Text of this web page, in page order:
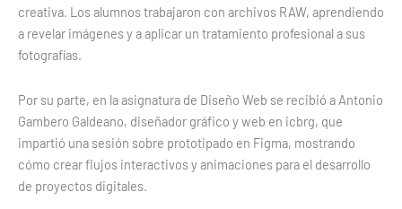
creativa. Los alumnos trabajaron con archivos RAW, aprendiendo
a revelar imágenes y a aplicar un tratamiento profesional a sus
fotografías.
Por su parte, en la asignatura de Diseño Web se recibió a Antonio
Gambero Galdeano, diseñador gráfico y web en icbrg, que
impartió una sesión sobre prototipado en Figma, mostrando
cómo crear flujos interactivos y animaciones para el desarrollo
de proyectos digitales.